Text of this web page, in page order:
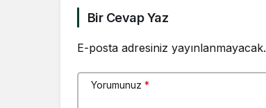
Bir Cevap Yaz
E-posta adresiniz yayınlanmayacak.
Yorumunuz *